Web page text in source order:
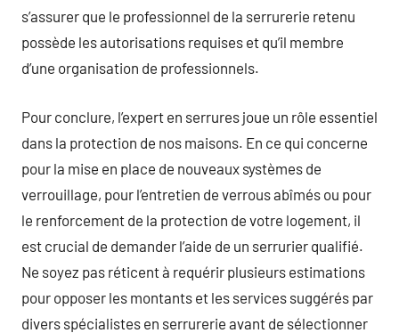
s’assurer que le professionnel de la serrurerie retenu
possède les autorisations requises et qu’il membre
d’une organisation de professionnels.
Pour conclure, l’expert en serrures joue un rôle essentiel
dans la protection de nos maisons. En ce qui concerne
pour la mise en place de nouveaux systèmes de
verrouillage, pour l’entretien de verrous abîmés ou pour
le renforcement de la protection de votre logement, il
est crucial de demander l’aide de un serrurier qualifié.
Ne soyez pas réticent à requérir plusieurs estimations
pour opposer les montants et les services suggérés par
divers spécialistes en serrurerie avant de sélectionner